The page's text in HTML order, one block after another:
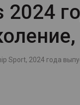
2024
Sport, 2024 года